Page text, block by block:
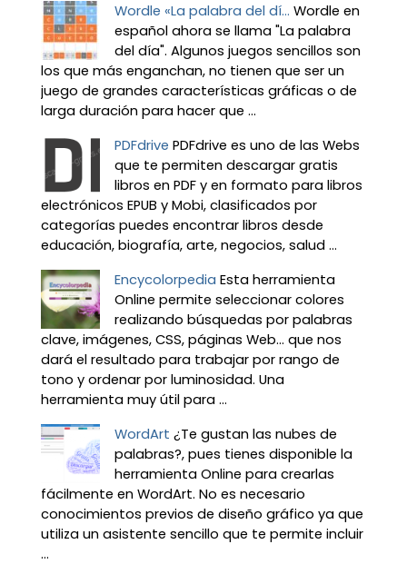
Wordle «La palabra del dí... Wordle en
español ahora se llama "La palabra
del día". Algunos juegos sencillos son
los que más enganchan, no tienen que ser un
juego de grandes características gráficas o de
larga duración para hacer que ...
PDFdrive PDFdrive es uno de las Webs
que te permiten descargar gratis
libros en PDF y en formato para libros
electrónicos EPUB y Mobi, clasificados por
categorías puedes encontrar libros desde
educación, biografía, arte, negocios, salud ...
Encycolorpedia Esta herramienta
Online permite seleccionar colores
realizando búsquedas por palabras
clave, imágenes, CSS, páginas Web... que nos
dará el resultado para trabajar por rango de
tono y ordenar por luminosidad. Una
herramienta muy útil para ...
WordArt ¿Te gustan las nubes de
palabras?, pues tienes disponible la
herramienta Online para crearlas
fácilmente en WordArt. No es necesario
conocimientos previos de diseño gráfico ya que
utiliza un asistente sencillo que te permite incluir
...